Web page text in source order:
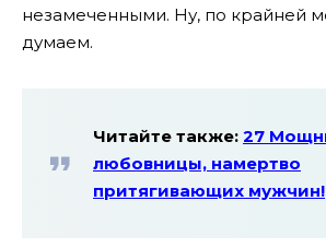
незамеченными. Ну, по крайней
думаем.
Читайте также: 27
любовницы, намертво
притягивающих мужчин!